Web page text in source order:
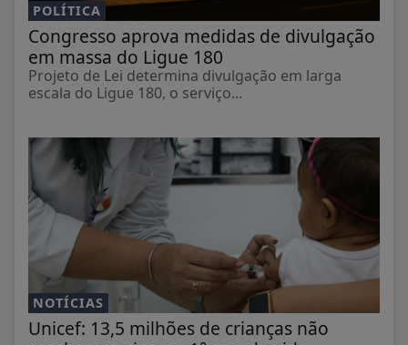
POLÍTICA
Congresso aprova medidas de divulgação
em massa do Ligue 180
Projeto de Lei determina divulgação em larga
escala do Ligue 180, o serviço...
NOTÍCIAS
Unicef: 13,5 milhões de crianças não